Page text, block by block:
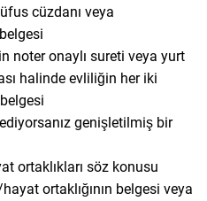
cüzdanı veya
noter onaylı sureti veya yurt
halinde evliliğin her iki
genişletilmiş bir
ortaklıkları söz konusu
ortaklığının belgesi veya